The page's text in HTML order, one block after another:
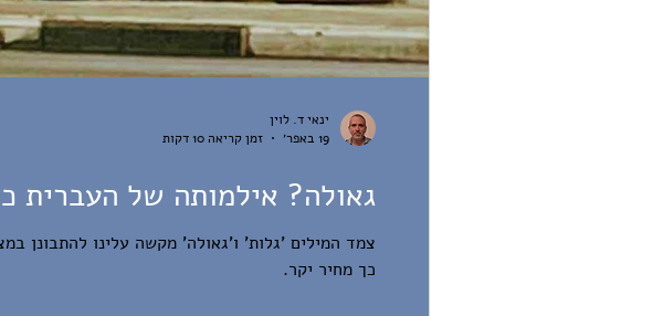
גאולה? אילמותה של העברית
צמד המילים 'גלות' ו'גאולה' מקשה עלינו להתבונן
כך מחיר יקר.
ינאי ד. לוין
19 באפר׳
זמן קריאה 10 דקות